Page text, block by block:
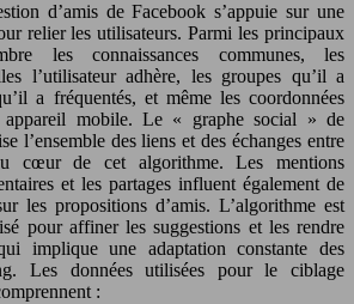
d’amis de Facebook s’appuie sur une
relier les utilisateurs. Parmi les principaux
les connaissances communes, les
l’utilisateur adhère, les groupes qu’il a
a fréquentés, et même les coordonnées
appareil mobile. Le « graphe social » de
l’ensemble des liens et des échanges entre
cœur de cet algorithme. Les mentions
et les partages influent également de
les propositions d’amis. L’algorithme est
pour affiner les suggestions et les rendre
implique une adaptation constante des
Les données utilisées pour le ciblage
: